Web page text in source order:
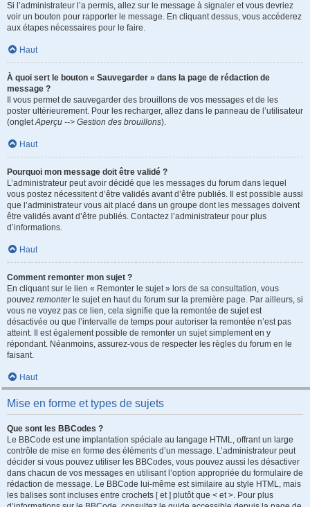
Si l’administrateur l’a permis, allez sur le message à signaler et vous devriez
voir un bouton pour rapporter le message. En cliquant dessus, vous accéderez
aux étapes nécessaires pour le faire.
Haut
À quoi sert le bouton « Sauvegarder » dans la page de rédaction de
message ?
Il vous permet de sauvegarder des brouillons de vos messages et de les
poster ultérieurement. Pour les recharger, allez dans le panneau de l’utilisateur
(ongletAperçu --> Gestion des brouillons).
Haut
Pourquoi mon message doit être validé ?
L’administrateur peut avoir décidé que les messages du forum dans lequel
vous postez nécessitent d’être validés avant d’être publiés. Il est possible aussi
que l’administrateur vous ait placé dans un groupe dont les messages doivent
être validés avant d’être publiés. Contactez l’administrateur pour plus
d’informations.
Haut
Comment remonter mon sujet ?
En cliquant sur le lien « Remonter le sujet » lors de sa consultation, vous
pouvez remonterle sujet en haut du forum sur la première page. Par ailleurs, si
vous ne voyez pas ce lien, cela signifie que la remontée de sujet est
désactivée ou que l’intervalle de temps pour autoriser la remontée n’est pas
atteint. Il est également possible de remonter un sujet simplement en y
répondant. Néanmoins, assurez-vous de respecter les règles du forum en le
faisant.
Haut
Mise en forme et types de sujets
Que sont les BBCodes ?
Le BBCode est une implantation spéciale au langage HTML, offrant un large
contrôle de mise en forme des éléments d’un message. L’administrateur peut
décider si vous pouvez utiliser les BBCodes, vous pouvez aussi les désactiver
dans chacun de vos messages en utilisant l’option appropriée du formulaire de
rédaction de message. Le BBCode lui-même est similaire au style HTML, mais
les balises sont incluses entre crochets [ et ] plutôt que < et >. Pour plus